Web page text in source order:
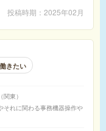
投稿時期 2025年02月
きたい
関東
それに関わる事務機器操作や